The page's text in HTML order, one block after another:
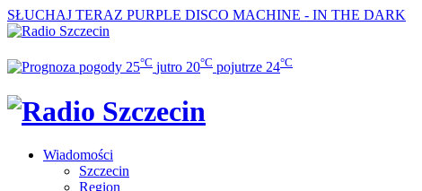
SŁUCHAJ TERAZ PURPLE DISCO MACHINE - IN THE DARK
25°C jutro 20°C pojutrze 24°C
Wiadomości
Szczecin
Region